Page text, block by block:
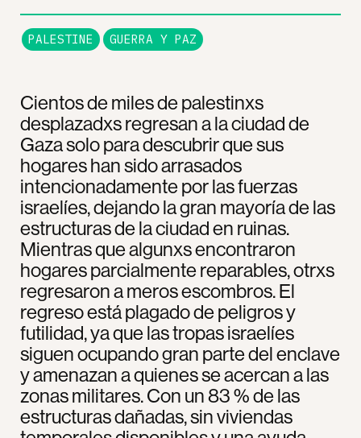
Cientos de miles de palestinxs
desplazadxs regresan a la ciudad de
Gaza solo para descubrir que sus
hogares han sido arrasados
intencionadamente por las fuerzas
israelíes, dejando la gran mayoría de las
estructuras de la ciudad en ruinas.
Mientras que algunxs encontraron
hogares parcialmente reparables, otrxs
regresaron a meros escombros. El
regreso está plagado de peligros y
futilidad, ya que las tropas israelíes
siguen ocupando gran parte del enclave
y amenazan a quienes se acercan a las
zonas militares. Con un 83 % de las
estructuras dañadas, sin viviendas
PALESTINE GUERRA Y PAZ